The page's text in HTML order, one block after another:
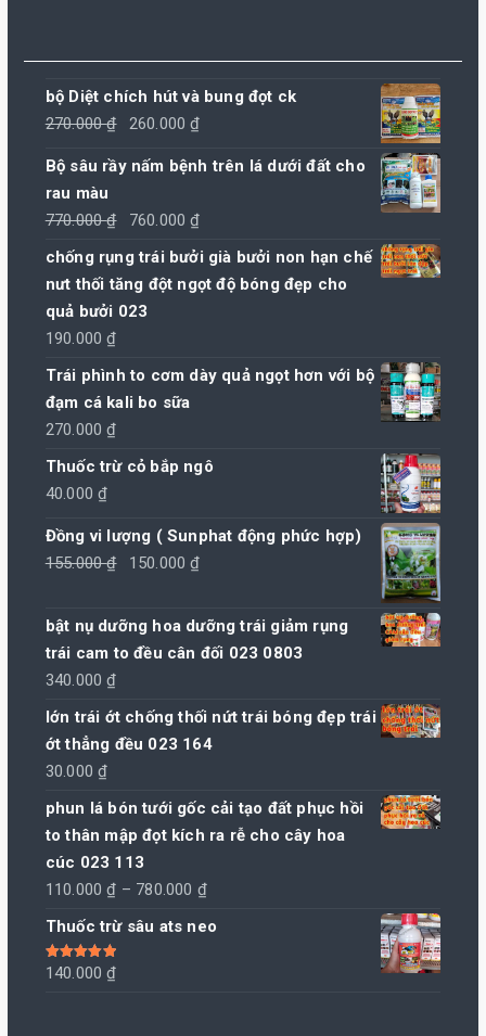
bộ Diệt chích hút và bung đọt ck
270.000₫
Giá
là:
260.000₫
tại
Bộ sâu rầy nấm bệnh trên lá dưới đất cho
rau màu
770.000₫
Giá
là:
770.000 ₫.
760.000₫
hiện
tại
chống rụng trái bưởi già bưởi non hạn chế
nưt thối tăng đột ngọt độ bóng đẹp cho
quả bưởi 023
190.000₫
Trái phình to cơm dày quả ngọt hơn với bộ
đạm cá kali bo sữa
270.000₫
Thuốc trừ cỏ bắp ngô
40.000₫
Đồng vi lượng ( Sunphat động phức hợp)
155.000₫
Giá
là:
155.000 ₫.
150.000₫
tại
là:
bật nụ dưỡng hoa dưỡng trái giảm rụng
trái cam to đều cân đối 023 0803
340.000₫
lớn trái ớt chống thối nứt trái bóng đẹp trái
ớt thẳng đều 023 164
30.000₫
phun lá bón tưới gốc cải tạo đất phục hồi
to thân mập đọt kích ra rễ cho cây hoa
cúc 023 113
110.000₫ – 780.000 ₫Khoảng
Thuốc trừ sâu ats neo
Được xếp
hạng 5.00 5
140.000₫